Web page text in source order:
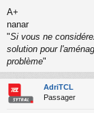
g
e
n
o
n
u
A+
nanar
"Si vous ne
solution pour
problème"
AdriTCL
Passager